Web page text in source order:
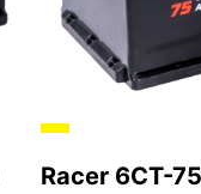
Racer 6СТ-